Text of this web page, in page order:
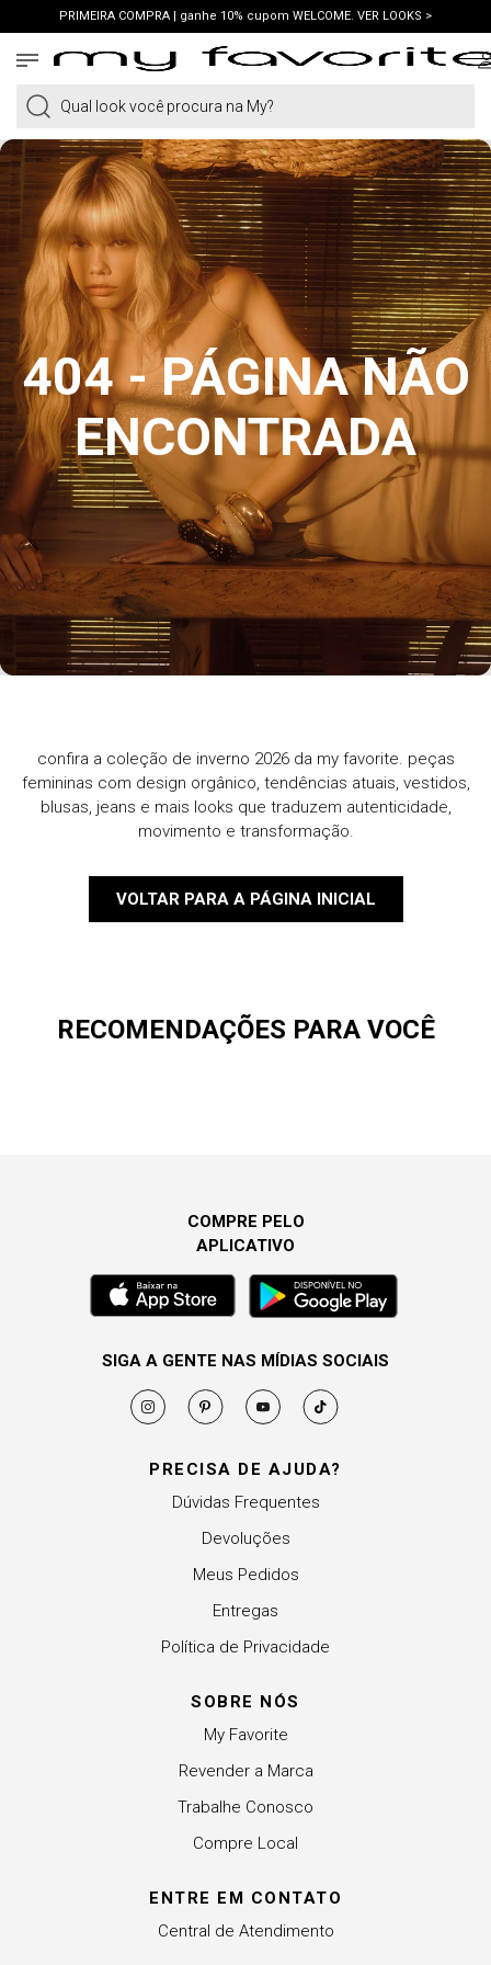
PRIMEIRA COMPRA | ganhe 10% cupom WELCOME. VER LOOKS >
FRETE GRÁTIS | em compras a partir de R$419. AMEI >
Qual look você procura na My?
404 - PÁGINA NÃO
ENCONTRADA
confira a coleção de inverno 2026 da my favorite. peças
femininas com design orgânico, tendências atuais, vestidos,
blusas, jeans e mais looks que traduzem autenticidade,
movimento e transformação.
VOLTAR PARA A PÁGINA INICIAL
RECOMENDAÇÕES PARA VOCÊ
PRECISA DE AJUDA?
Dúvidas Frequentes
Devoluções
Meus Pedidos
Entregas
Política de Privacidade
SOBRE NÓS
My Favorite
Revender a Marca
Trabalhe Conosco
Compre Local
ENTRE EM CONTATO
Central de Atendimento
COMPRE PELO
APLICATIVO
SIGA A GENTE NAS MÍDIAS SOCIAIS